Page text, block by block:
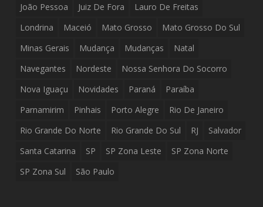
João Pessoa
Juiz De Fora
Lauro De Freitas
Londrina
Maceió Mato Grosso
Mato Grosso Do Sul
Minas Gerais
Mudança Mudanças
Natal
Navegantes
Nordeste
Nossa Senhora Do Socorro
Nova Iguaçu
Novidades Paraná
Paraíba
Parnamirim
Pinhais Porto Alegre
Rio De Janeiro
Rio Grande Do Norte
Rio Grande Do Sul RJ
Salvador
Santa Catarina
SP SP Zona Leste
SP Zona Norte
SP Zona Sul
São Paulo